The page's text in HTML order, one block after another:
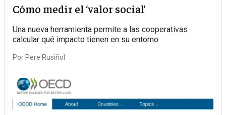
Cómo medir el ‘valor social’
Una nueva herramienta permite a las cooperativas
calcular qué impacto tienen en su entorno
Por Pere Rusiñol